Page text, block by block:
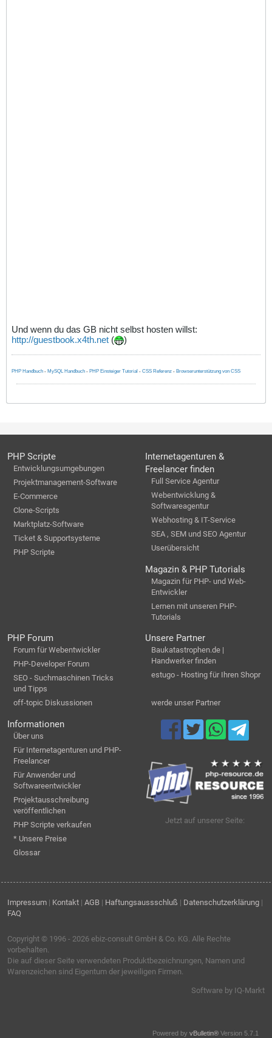
Und wenn du das GB nicht selbst hosten willst:
http://guestbook.x4th.net ( )
PHP Handbuch - MySQL Handbuch - PHP Einsteiger Tutorial - CSS Referenz - Browserunterstützung von CSS
PHP Scripte
Entwicklungsumgebungen
Projektmanagement-Software
E-Commerce
Clone-Scripts
Marktplatz-Software
Ticket & Supportsysteme
PHP Scripte
Internetagenturen &
Freelancer finden
Full Service Agentur
Webentwicklung &
Softwareagentur
Webhosting & IT-Service
SEA , SEM und SEO Agentur
Userübersicht
Magazin & PHP Tutorials
Magazin für PHP- und Web-
Entwickler
Lernen mit unseren PHP-
Tutorials
PHP Forum
Forum für Webentwickler
PHP-Developer Forum
SEO - Suchmaschinen Tricks
und Tipps
off-topic Diskussionen
Unsere Partner
Baukatastrophen.de |
Handwerker finden
estugo - Hosting für Ihren Shopr
werde unser Partner
Informationen
Über uns
Für Internetagenturen und PHP-
Freelancer
Für Anwender und
Softwareentwickler
Projektausschreibung
veröffentlichen
PHP Scripte verkaufen
* Unsere Preise
Glossar
Jetzt auf unserer Seite:
Impressum | Kontakt | AGB | Haftungsaussschluß | Datenschutzerklärung |
FAQ
Copyright © 1996 - 2026 ebiz-consult GmbH & Co. KG. Alle Rechte
vorbehalten.
Die auf dieser Seite verwendeten Produktbezeichnungen, Namen und
Warenzeichen sind Eigentum der jeweiligen Firmen.
Software by IQ-Markt
Powered by vBulletin® Version 5.7.1